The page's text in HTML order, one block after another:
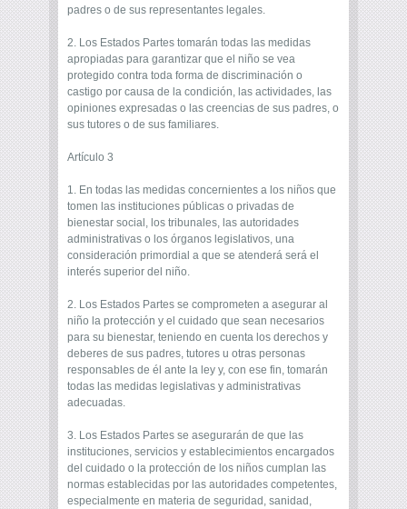
padres o de sus representantes legales.
2. Los Estados Partes tomarán todas las medidas
apropiadas para garantizar que el niño se vea
protegido contra toda forma de discriminación o
castigo por causa de la condición, las actividades, las
opiniones expresadas o las creencias de sus padres, o
sus tutores o de sus familiares.
Artículo 3
1. En todas las medidas concernientes a los niños que
tomen las instituciones públicas o privadas de
bienestar social, los tribunales, las autoridades
administrativas o los órganos legislativos, una
consideración primordial a que se atenderá será el
interés superior del niño.
2. Los Estados Partes se comprometen a asegurar al
niño la protección y el cuidado que sean necesarios
para su bienestar, teniendo en cuenta los derechos y
deberes de sus padres, tutores u otras personas
responsables de él ante la ley y, con ese fin, tomarán
todas las medidas legislativas y administrativas
adecuadas.
3. Los Estados Partes se asegurarán de que las
instituciones, servicios y establecimientos encargados
del cuidado o la protección de los niños cumplan las
normas establecidas por las autoridades competentes,
especialmente en materia de seguridad, sanidad,